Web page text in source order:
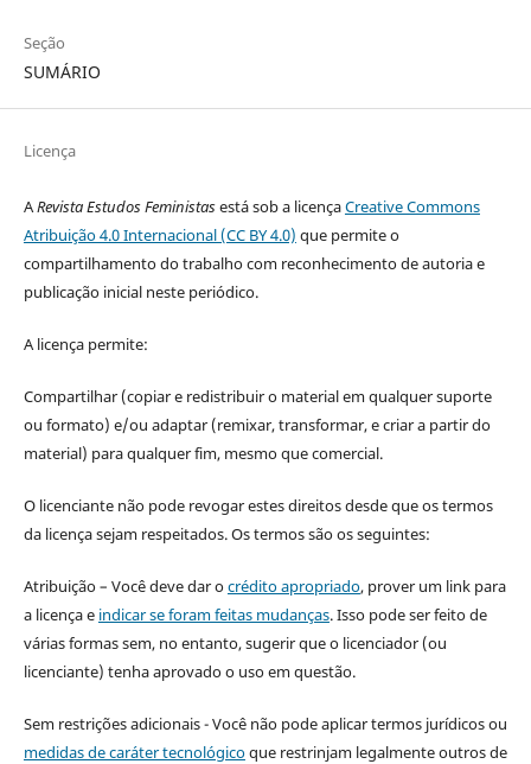
Seção
SUMÁRIO
Licença
ARevista Estudos Feministasestá sob a licençaCreative Commons
Atribuição 4.0 Internacional (CC BY 4.0) que permite o
compartilhamento do trabalho com reconhecimento de autoria e
publicação inicial neste periódico.
A licença permite:
Compartilhar (copiar e redistribuir o material em qualquer suporte
ou formato) e/ou adaptar (remixar, transformar, e criar a partir do
material) para qualquer fim, mesmo que comercial.
O licenciante não pode revogar estes direitos desde que os termos
da licença sejam respeitados. Os termos são os seguintes:
Atribuição – Você deve dar ocrédito apropriado, prover um link para
a licença e indicar se foram feitas mudanças. Isso pode ser feito de
várias formas sem, no entanto, sugerir que o licenciador (ou
licenciante) tenha aprovado o uso em questão.
Sem restrições adicionais - Você não pode aplicar termos jurídicos ou
medidas de caráter tecnológicoque restrinjam legalmente outros de